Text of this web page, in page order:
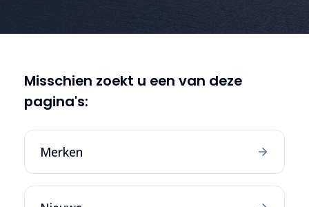
Misschien zoekt u een van deze
pagina's:
Merken